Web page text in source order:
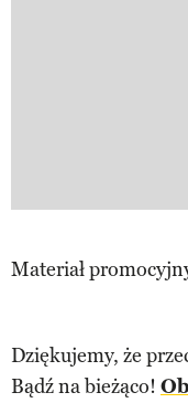
Materiał
Dziękujemy, że
Bądź na bieżąco!